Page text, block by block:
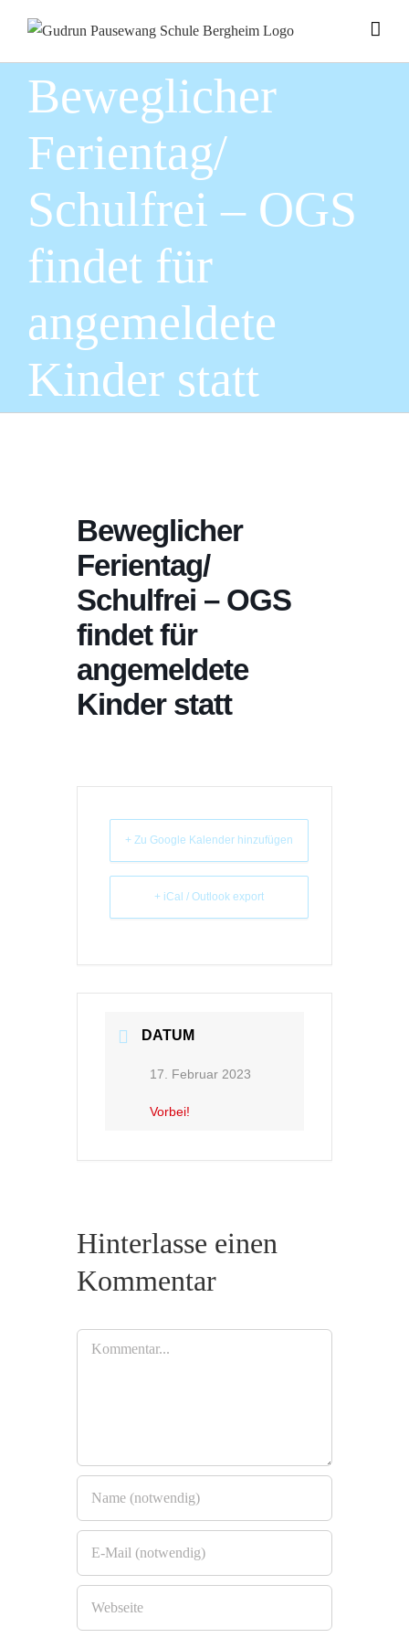
Inhalt
springen
Beweglicher
Ferientag/
Schulfrei – OGS
findet für
angemeldete
Kinder statt
Beweglicher
Ferientag/
Schulfrei – OGS
findet für
angemeldete
Kinder statt
+ Zu Google Kalender hinzufügen
+ iCal / Outlook export
DATUM
17. Februar 2023
Vorbei!
Hinterlasse einen
Kommentar
Kommentar